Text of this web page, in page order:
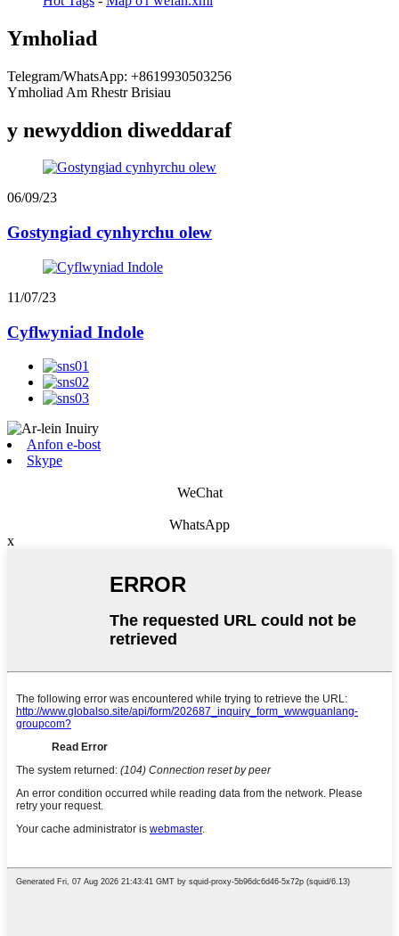
Ymholiad
Telegram/WhatsApp: +8619930503256
Ymholiad Am Rhestr Brisiau
y newyddion diweddaraf
06/09/23
Gostyngiad cynhyrchu olew
11/07/23
Cyflwyniad Indole
Anfon e-bost
Skype
WeChat
WhatsApp
x